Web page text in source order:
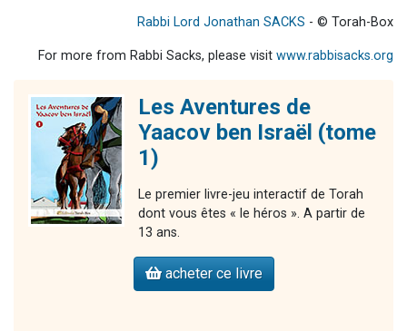
Rabbi Lord Jonathan SACKS - © Torah-Box
For more from Rabbi Sacks, please visit www.rabbisacks.org
Les Aventures de
Yaacov ben Israël (tome
1)
Le premier livre-jeu interactif de Torah
dont vous êtes « le héros ». A partir de
13 ans.
acheter ce livre